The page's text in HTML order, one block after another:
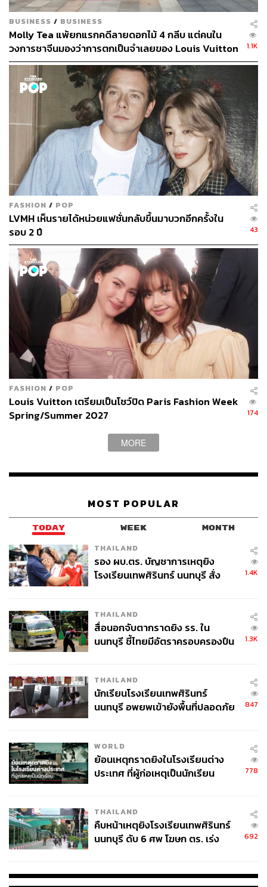
BUSINESS / BUSINESS
Molly Tea แพ้ยกแรกคดีลายดอกไม้ 4 กลีบ แต่คนใน
วงการชาจีนมองว่าการตกเป็นจำเลยของ Louis Vuitton
อาจทำให้แบรนด์ได้มากกว่าเสีย
1.1K
FASHION / POP
LVMH เห็นรายได้หน่วยแฟชั่นกลับขึ้นมาบวกอีกครั้งใน
รอบ 2 ปี
43
FASHION / POP
Louis Vuitton เตรียมเป็นโชว์ปิด Paris Fashion Week
Spring/Summer 2027
174
MORE
MOST POPULAR
TODAY WEEK MONTH
THAILAND
รอง ผบ.ตร. บัญชาการเหตุยิง
โรงเรียนเทพศิรินทร์ นนทบุรี สั่ง
1.4K
THAILAND
สื่อนอกจับตากราดยิง รร. ใน
นนทบุรี ชี้ไทยมีอัตราครอบครองปืน
1.3K
THAILAND
นักเรียนโรงเรียนเทพศิรินทร์
นนทบุรี อพยพเข้ายังพื้นที่ปลอดภัย
847
WORLD
ย้อนเหตุกราดยิงในโรงเรียนต่าง
ประเทศ ที่ผู้ก่อเหตุเป็นนักเรียน
778
THAILAND
คืบหน้าเหตุยิงโรงเรียนเทพศิรินทร์
นนทบุรี ดับ 6 ศพ โฆษก ตร. เร่ง
692